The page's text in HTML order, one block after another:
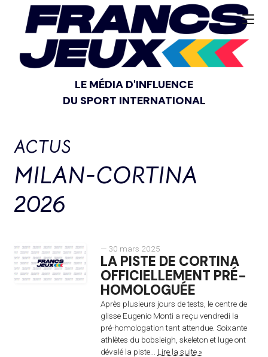
LE MÉDIA D'INFLUENCE
DU SPORT INTERNATIONAL
ACTUS
MILAN-CORTINA
2026
— 30 mars 2025
LA PISTE DE CORTINA
OFFICIELLEMENT PRÉ-
HOMOLOGUÉE
Après plusieurs jours de tests, le centre de
glisse Eugenio Monti a reçu vendredi la
pré-homologation tant attendue. Soixante
athlètes du bobsleigh, skeleton et luge ont
dévalé la piste... Lire la suite »